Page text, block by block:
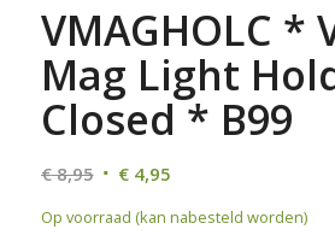
VMAGHOLC *
Mag Light
Closed * B99
€8,95 Oorspronkelijke
was:
€4,95Huidige
is:
Op voorraad (kan nabesteld worden)